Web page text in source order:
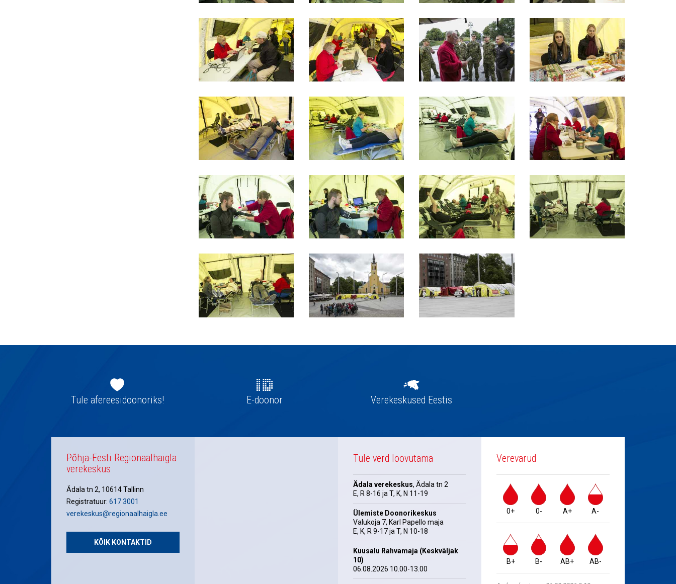
navigatsioonTule afereesidoonoriks! E-doonor Verekeskused Eestis
Põhja-Eesti Regionaalhaigla
verekeskus
Ädala tn 2, 10614 Tallinn
Registratuur: 617 3001
verekeskus@regionaalhaigla.ee
KÕIK KONTAKTID
Tule verd loovutama
Ädala verekeskus, Ädala tn 2
E, R 8-16 ja T, K, N 11-19
Ülemiste Doonorikeskus
Valukoja 7, Karl Papello maja
E, K, R 9-17 ja T, N 10-18
Kuusalu Rahvamaja (Keskväljak
10)
06.08.2026 10.00-13.00
Verevarud
0+ 0- A+ A-
B+ B- AB+ AB-